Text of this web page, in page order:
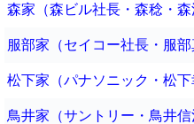
森家（森ビル社長・森稔・森
服部家（セイコー社長・服部
松下家（パナソニック・松下
鳥井家（サントリー・鳥井信